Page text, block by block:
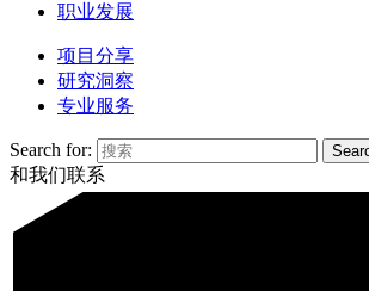
职业发展
项目分享
研究洞察
专业服务
Search for:
和我们联系